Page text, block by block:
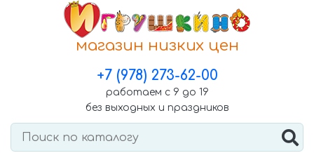
магазин низких цен
+7 (978) 273-62-00
работаем с 9 до 19
без выходных и праздников